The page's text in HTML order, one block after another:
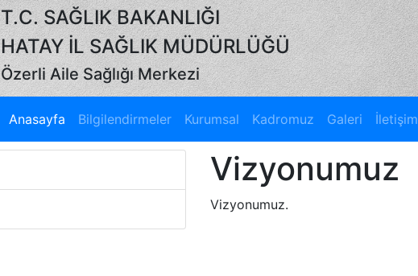
T.C. SAĞLIK BAKANLIĞI
HATAY İL SAĞLIK MÜDÜRLÜĞÜ
Özerli Aile Sağlığı Merkezi
Anasayfa (current)
Bilgilendirmeler Kurumsal Kadromuz Galeri İletişim
Vizyonumuz
Vizyonumuz.